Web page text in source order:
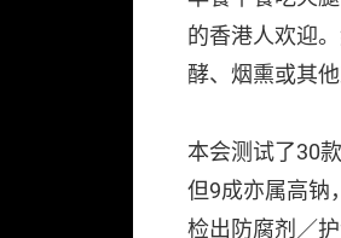
的香港人欢迎
酵、烟熏或其
本会测试了30
但9成亦属高钠
检出防腐剂／